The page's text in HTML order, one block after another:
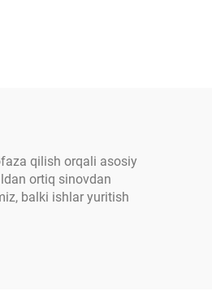
qilish orqali asosiy
ortiq sinovdan
balki ishlar yuritish